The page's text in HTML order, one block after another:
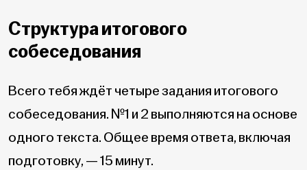
Структура итогового
собеседования
Всего тебя ждёт четыре задания итогового
собеседования. №1 и 2 выполняются на основе
одного текста. Общее время ответа, включая
подготовку, — 15 минут.